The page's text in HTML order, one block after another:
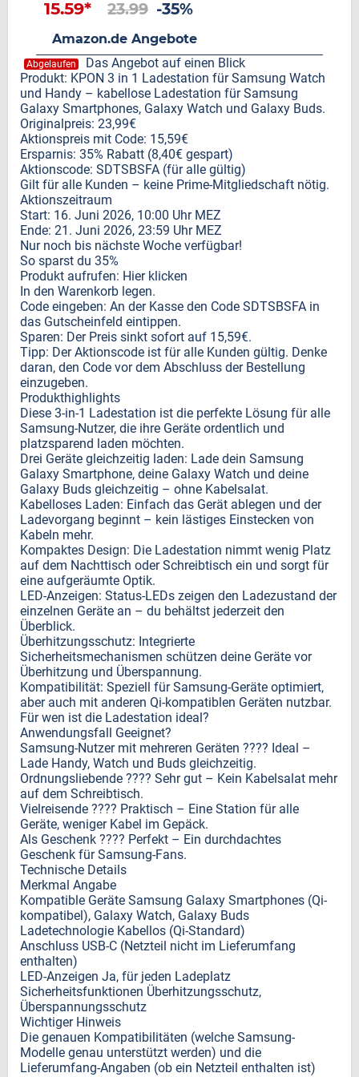
15.59* 23.99 -35%
Amazon.de Angebote
Abgelaufen
Das Angebot auf einen Blick
Produkt: KPON 3 in 1 Ladestation für Samsung Watch
und Handy – kabellose Ladestation für Samsung
Galaxy Smartphones, Galaxy Watch und Galaxy Buds.
Originalpreis: 23,99€
Aktionspreis mit Code: 15,59€
Ersparnis: 35% Rabatt (8,40€ gespart)
Aktionscode: SDTSBSFA (für alle gültig)
Gilt für alle Kunden – keine Prime-Mitgliedschaft nötig.
Aktionszeitraum
Start: 16. Juni 2026, 10:00 Uhr MEZ
Ende: 21. Juni 2026, 23:59 Uhr MEZ
Nur noch bis nächste Woche verfügbar!
So sparst du 35%
Produkt aufrufen: Hier klicken
In den Warenkorb legen.
Code eingeben: An der Kasse den Code SDTSBSFA in
das Gutscheinfeld eintippen.
Sparen: Der Preis sinkt sofort auf 15,59€.
Tipp: Der Aktionscode ist für alle Kunden gültig. Denke
daran, den Code vor dem Abschluss der Bestellung
einzugeben.
Produkthighlights
Diese 3-in-1 Ladestation ist die perfekte Lösung für alle
Samsung-Nutzer, die ihre Geräte ordentlich und
platzsparend laden möchten.
Drei Geräte gleichzeitig laden: Lade dein Samsung
Galaxy Smartphone, deine Galaxy Watch und deine
Galaxy Buds gleichzeitig – ohne Kabelsalat.
Kabelloses Laden: Einfach das Gerät ablegen und der
Ladevorgang beginnt – kein lästiges Einstecken von
Kabeln mehr.
Kompaktes Design: Die Ladestation nimmt wenig Platz
auf dem Nachttisch oder Schreibtisch ein und sorgt für
eine aufgeräumte Optik.
LED-Anzeigen: Status-LEDs zeigen den Ladezustand der
einzelnen Geräte an – du behältst jederzeit den
Überblick.
Überhitzungsschutz: Integrierte
Sicherheitsmechanismen schützen deine Geräte vor
Überhitzung und Überspannung.
Kompatibilität: Speziell für Samsung-Geräte optimiert,
aber auch mit anderen Qi-kompatiblen Geräten nutzbar.
Für wen ist die Ladestation ideal?
Anwendungsfall Geeignet?
Samsung-Nutzer mit mehreren Geräten ???? Ideal –
Lade Handy, Watch und Buds gleichzeitig.
Ordnungsliebende ???? Sehr gut – Kein Kabelsalat mehr
auf dem Schreibtisch.
Vielreisende ???? Praktisch – Eine Station für alle
Geräte, weniger Kabel im Gepäck.
Als Geschenk ???? Perfekt – Ein durchdachtes
Geschenk für Samsung-Fans.
Technische Details
Merkmal Angabe
Kompatible Geräte Samsung Galaxy Smartphones (Qi-
kompatibel), Galaxy Watch, Galaxy Buds
Ladetechnologie Kabellos (Qi-Standard)
Anschluss USB-C (Netzteil nicht im Lieferumfang
enthalten)
LED-Anzeigen Ja, für jeden Ladeplatz
Sicherheitsfunktionen Überhitzungsschutz,
Überspannungsschutz
Wichtiger Hinweis
Die genauen Kompatibilitäten (welche Samsung-
Modelle genau unterstützt werden) und die
Lieferumfang-Angaben (ob ein Netzteil enthalten ist)